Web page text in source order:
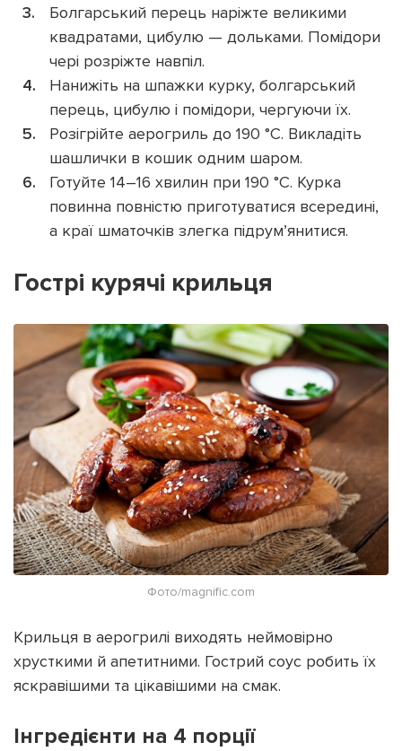
Болгарський перець наріжте великими
квадратами, цибулю — дольками. Помідори
чері розріжте навпіл.
Нанижіть на шпажки курку, болгарський
перець, цибулю і помідори, чергуючи їх.
Розігрійте аерогриль до 190 °C. Викладіть
шашлички в кошик одним шаром.
Готуйте 14–16 хвилин при 190 °C. Курка
повинна повністю приготуватися всередині,
а краї шматочків злегка підрум’янитися.
Гострі курячі крильця
Фото/magnific.com
Крильця в аерогрилі виходять неймовірно
хрусткими й апетитними. Гострий соус робить їх
яскравішими та цікавішими на смак.
Інгредієнти на 4 порції